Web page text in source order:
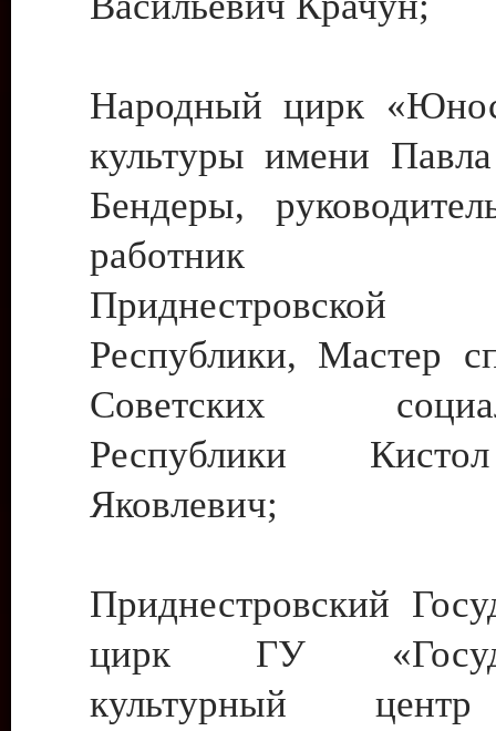
Народный цирк
культуры имени
Бендеры,
работник
Приднестровской
Республики, Мастер
Советских
Республики
Яковлевич;
Приднестровский
цирк ГУ
культурный